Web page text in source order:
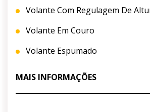
Volante Com Regulagem De
Volante Em Couro
Volante Espumado
MAIS INFORMAÇÕES